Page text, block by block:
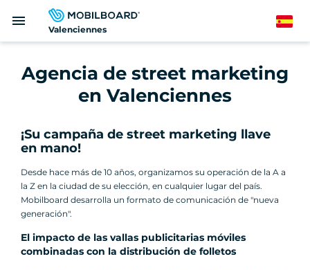
Valenciennes
menu Spanish
Agencia de street marketing
en Valenciennes
¡Su campaña de street marketing llave
en mano!
Desde hace más de 10 años, organizamos su operación de la A a
la Z en la ciudad de su elección, en cualquier lugar del país.
Mobilboard desarrolla un formato de comunicación de "nueva
generación".
El impacto de las vallas publicitarias móviles
combinadas con la distribución de folletos